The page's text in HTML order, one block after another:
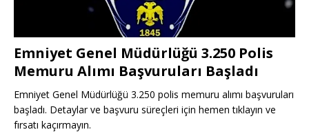
Emniyet Genel Müdürlüğü 3.250 Polis
Memuru Alımı Başvuruları Başladı
Emniyet Genel Müdürlüğü 3.250 polis memuru alımı başvuruları
başladı. Detaylar ve başvuru süreçleri için hemen tıklayın ve
fırsatı kaçırmayın.